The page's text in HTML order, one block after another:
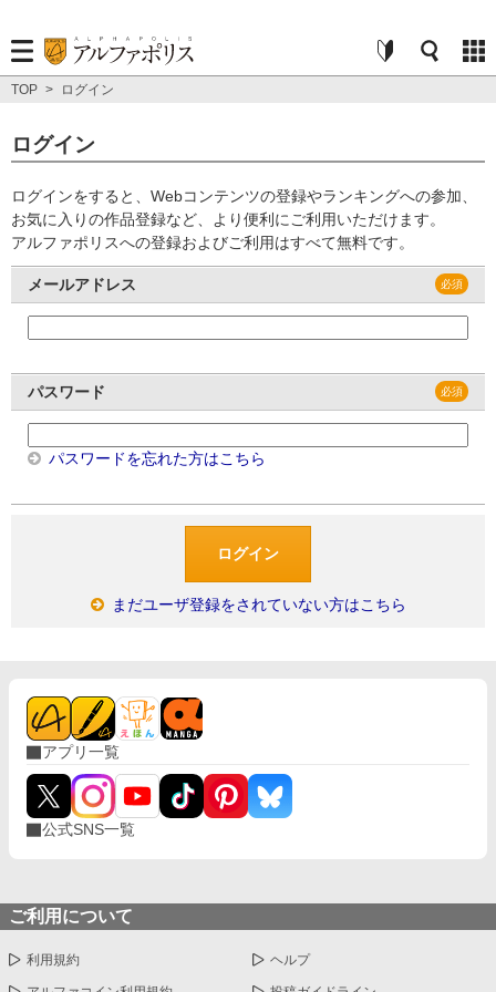
TOP > ログイン
ログイン
ログインをすると、Webコンテンツの登録やランキングへの参加、
お気に入りの作品登録など、より便利にご利用いただけます。
アルファポリスへの登録およびご利用はすべて無料です。
メールアドレス
パスワード
パスワードを忘れた方はこちら
まだユーザ登録をされていない方はこちら
アプリ一覧
公式SNS一覧
ご利用について
利用規約 ヘルプ